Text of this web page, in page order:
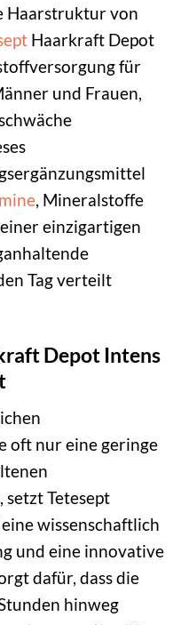
Haarstruktur von
Haarkraft Depot
für
und Frauen,
, Mineralstoffe
einzigartigen
Tag verteilt
Depot Intens
oft nur eine geringe
Tetesept
wissenschaftlich
und eine innovative
dafür, dass die
hinweg